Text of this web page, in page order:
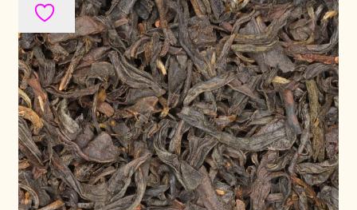
Stock matters
Surtido
Terms and Conditions
Über uns
Unsere Vision von Tee